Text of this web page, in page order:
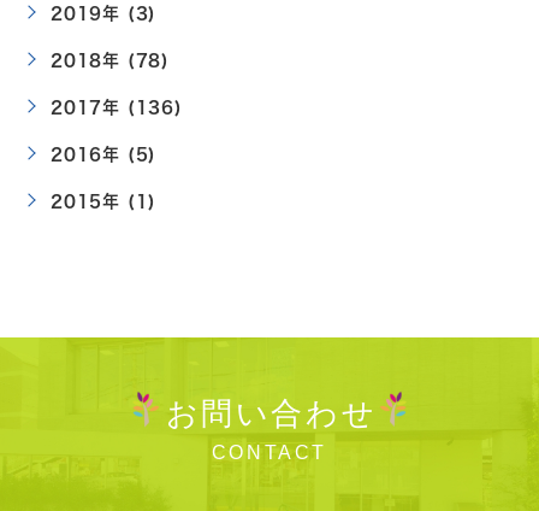
2019年 (3)
2018年 (78)
2017年 (136)
2016年 (5)
2015年 (1)
お問い合わせ
CONTACT